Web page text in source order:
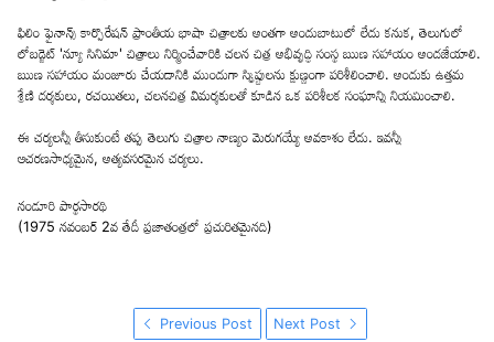
ఫిలిం ఫైనాన్స్ కార్పొరేషన్ ప్రాంతీయ భాషా చిత్రాలకు అంతగా అందుబాటులో లేదు కనుక, తెలుగులో
లోబడ్జెట్ 'న్యూ సినిమా' చిత్రాలు నిర్మించేవారికి చలన చిత్ర అభివృద్ధి సంస్థ ఋణ సహాయం అందజేయాలి.
ఋణ సహాయం మంజూరు చేయడానికి ముందుగా స్క్రిప్టులను క్షుణ్ణంగా పరిశీలించాలి. అందుకు ఉత్తమ
శ్రేణి దర్శకులు, రచయితలు, చలనచిత్ర విమర్శకులతో కూడిన ఒక పరిశీలక సంఘాన్ని నియమించాలి.
ఈ చర్యలన్నీ తీసుకుంటే తప్ప తెలుగు చిత్రాల నాణ్యం మెరుగయ్యే అవకాశం లేదు. ఇవన్నీ
ఆచరణసాధ్యమైన, అత్యవసరమైన చర్యలు.
నండూరి పార్థసారథి
(1975 నవంబర్ 2వ తేదీ ప్రజాతంత్రలో ప్రచురితమైనది)
Previous Post Next Post